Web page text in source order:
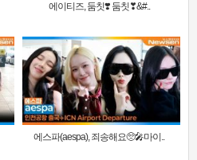
에이티즈, 둠칫❣️ 둠칫❣&#..
에스파(aespa), 죄송해요🥺🎤마이..